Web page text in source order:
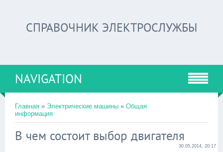
СПРАВОЧНИК ЭЛЕКТРОСЛУЖБЫ
NAVIGATION
Главная » Электрические машины » Общая
информация
В чем состоит выбор двигателя
30.05.2014, 20:17